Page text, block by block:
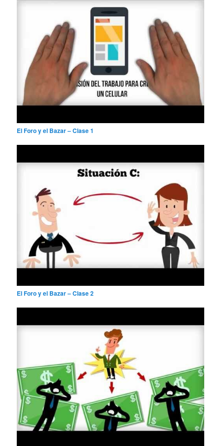
El Foro y el Bazar – Clase 1
El Foro y el Bazar – Clase 2